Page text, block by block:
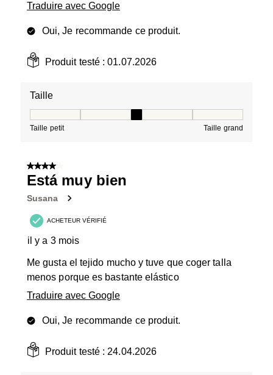
Traduire avec Google
Oui, Je recommande ce produit.
Produit testé :01.07.2026
Taille
Taille petit Taille grand
4 sur 5 étoiles.
Está muy bien
Susana
ACHETEUR VÉRIFIÉ
il y a 3 mois
Me gusta el tejido mucho y tuve que coger talla
menos porque es bastante elástico
Traduire avec Google
Oui, Je recommande ce produit.
Produit testé :24.04.2026